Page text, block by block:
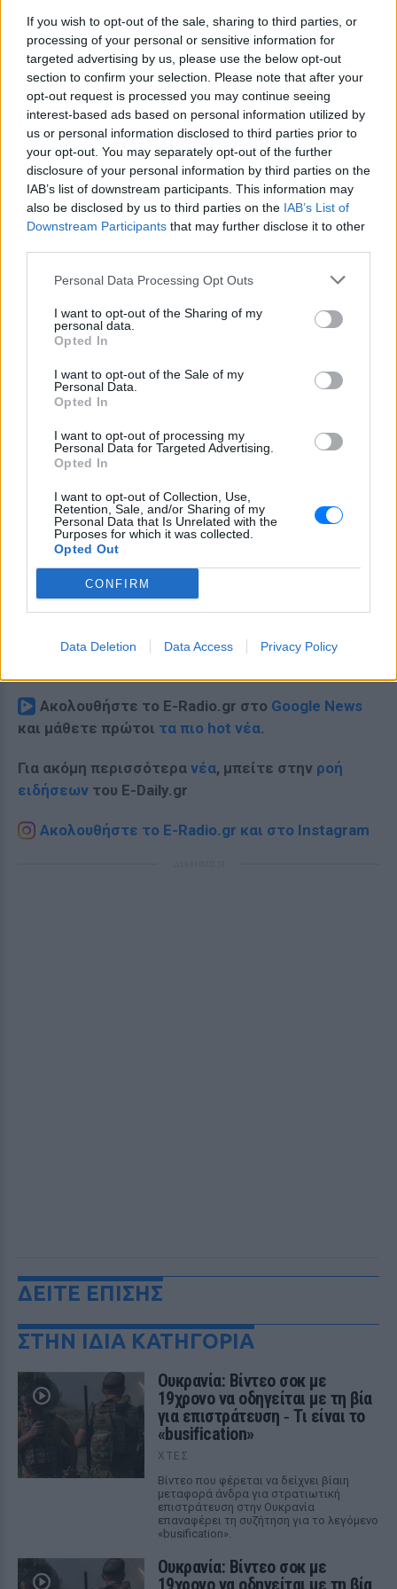
If you wish to opt-out of the sale, sharing to third parties, or
processing of your personal or sensitive information for
targeted advertising by us, please use the below opt-out
section to confirm your selection. Please note that after your
opt-out request is processed you may continue seeing
interest-based ads based on personal information utilized by
us or personal information disclosed to third parties prior to
your opt-out. You may separately opt-out of the further
disclosure of your personal information by third parties on the
IAB’s list of downstream participants. This information may
also be disclosed by us to third parties on the IAB’s List of
Downstream Participants that may further disclose it to other
Personal Data Processing Opt Outs
I want to opt-out of the Sharing of my
personal data.
Opted In
I want to opt-out of the Sale of my
Personal Data.
Opted In
I want to opt-out of processing my
Personal Data for Targeted Advertising.
Opted In
I want to opt-out of Collection, Use,
Retention, Sale, and/or Sharing of my
Personal Data that Is Unrelated with the
Purposes for which it was collected.
Opted Out
CONFIRM
Data Deletion Data Access Privacy Policy
Ο ισχυρός παγετός που θα πλήξει τη χώρα θα
συνεχιστεί και την Τετάρτη στην κεντρική και τη
βόρεια Ελλάδα, με τους ανέμους να πνέουν έως 8
μποφόρ και τη θερμοκρασία να υποχωρεί έως και
15 βαθμούς Κελσίου. Ενδεικτικά, στην Αθήνα
αναμένεται η μέγιστη θερμοκρασία να φτάσει τους
3 βαθμούς, ενώ στη Φλώρινα τους -5 βαθμούς
Κελσίου.
Ακολουθήστε το E-Radio.gr στο Google News
και μάθετε πρώτοι τα πιο hot νέα.
Για ακόμη περισσότερα νέα, μπείτε στην ροή
ειδήσεων του E-Daily.gr
Ακολουθήστε το E-Radio.gr και στο Instagram
ΔΕΙΤΕ ΕΠΙΣΗΣ
ΣΤΗΝ ΙΔΙΑ ΚΑΤΗΓΟΡΙΑ
Ουκρανία: Βίντεο σοκ με
19χρονο να οδηγείται με τη βία
για επιστράτευση ‑ Τι είναι το
«busification»
ΧΤΕΣ
Βίντεο που φέρεται να δείχνει βίαιη
μεταφορά άνδρα για στρατιωτική
επιστράτευση στην Ουκρανία
επαναφέρει τη συζήτηση για το λεγόμενο
«busification».
Ουκρανία: Βίντεο σοκ με
19χρονο να οδηγείται με τη βία